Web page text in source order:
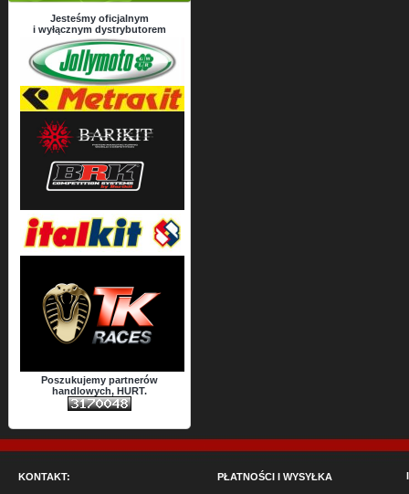
Jesteśmy oficjalnym
i wyłącznym dystrybutorem
Poszukujemy partnerów
handlowych, HURT.
KONTAKT: PŁATNOŚCI I WYSYŁKA